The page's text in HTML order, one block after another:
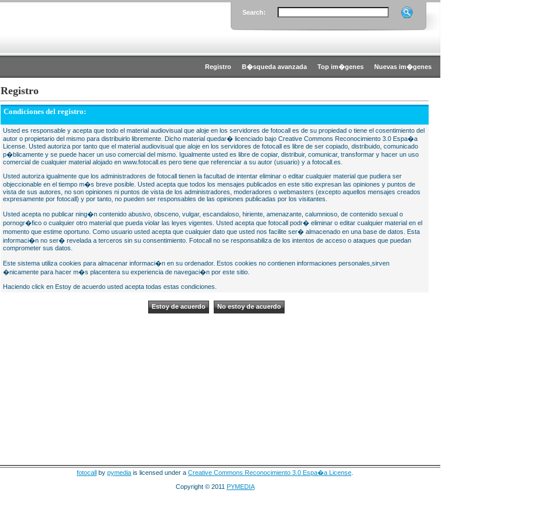
Search:
Registro B�squeda avanzada Top im�genes Nuevas im�genes
Registro
Condiciones del registro:
Usted es responsable y acepta que todo el material audiovisual que aloje en los servidores de fotocall es de su propiedad o tiene el cosentimiento del
autor o propietario del mismo para distribuirlo libremente. Dicho material quedar� licenciado bajo Creative Commons Reconocimiento 3.0 Espa�a
License. Usted autoriza por tanto que el material audiovisual que aloje en los servidores de fotocall es libre de ser copiado, distribuido, comunicado
p�blicamente y se puede hacer un uso comercial del mismo. Igualmente usted es libre de copiar, distribuir, comunicar, transformar y hacer un uso
comercial de cualquier material alojado en www.fotocall.es pero tiene que referenciar a su autor (usuario) y a fotocall.es.
Usted autoriza igualmente que los administradores de fotocall tienen la facultad de intentar eliminar o editar cualquier material que pudiera ser
objeccionable en el tiempo m�s breve posible. Usted acepta que todos los mensajes publicados en este sitio expresan las opiniones y puntos de
vista de sus autores, no son opiniones ni puntos de vista de los administradores, moderadores o webmasters (excepto aquellos mensajes creados
expresamente por fotocall) y por tanto, no pueden ser responsables de las opiniones publicadas por los visitantes.
Usted acepta no publicar ning�n contenido abusivo, obsceno, vulgar, escandaloso, hiriente, amenazante, calumnioso, de contenido sexual o
pornogr�fico o cualquier otro material que pueda violar las leyes vigentes. Usted acepta que fotocall podr� eliminar o editar cualquier material en el
momento que estime oportuno. Como usuario usted acepta que cualquier dato que usted nos facilite ser� almacenado en una base de datos. Esta
informaci�n no ser� revelada a terceros sin su consentimiento. Fotocall no se responsabiliza de los intentos de acceso o ataques que puedan
comprometer sus datos.
Este sistema utiliza cookies para almacenar informaci�n en su ordenador. Estos cookies no contienen informaciones personales,sirven
�nicamente para hacer m�s placentera su experiencia de navegaci�n por este sitio.
Haciendo click en Estoy de acuerdo usted acepta todas estas condiciones.
fotocall by pymedia is licensed under a Creative Commons Reconocimiento 3.0 Espa�a License
Copyright © 2011 PYMEDIA